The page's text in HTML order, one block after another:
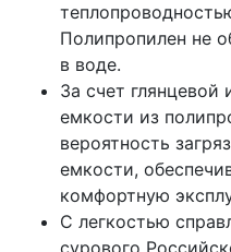
Полипропилен не
в воде.
За счет глянцевой
емкости из
вероятность
емкости,
комфортную
С легкостью
сурового